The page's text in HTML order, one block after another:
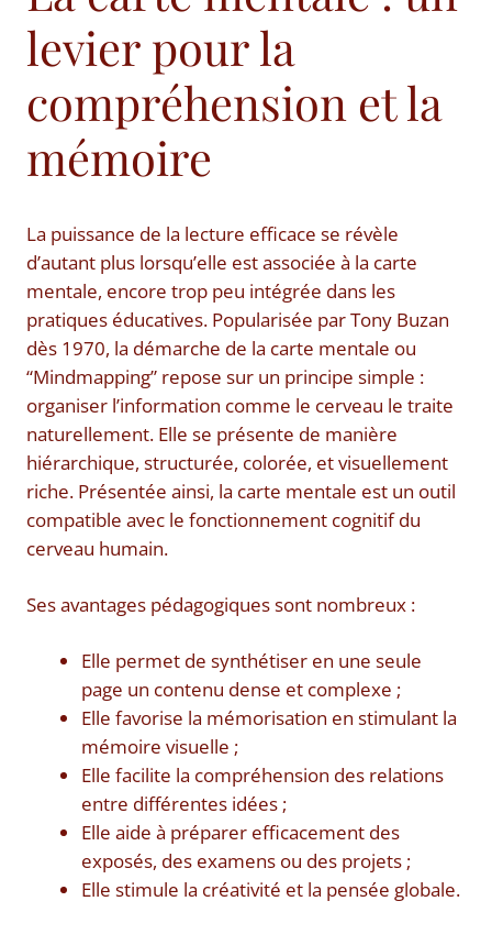
levier pour la
compréhension et la
mémoire
La puissance de la lecture efficace se révèle
d’autant plus lorsqu’elle est associée à la carte
mentale, encore trop peu intégrée dans les
pratiques éducatives. Popularisée par Tony Buzan
dès 1970, la démarche de la carte mentale ou
“Mindmapping” repose sur un principe simple :
organiser l’information comme le cerveau le traite
naturellement. Elle se présente de manière
hiérarchique, structurée, colorée, et visuellement
riche. Présentée ainsi, la carte mentale est un outil
compatible avec le fonctionnement cognitif du
cerveau humain.
Ses avantages pédagogiques sont nombreux :
Elle permet de synthétiser en une seule
page un contenu dense et complexe ;
Elle favorise la mémorisation en stimulant la
mémoire visuelle ;
Elle facilite la compréhension des relations
entre différentes idées ;
Elle aide à préparer efficacement des
exposés, des examens ou des projets ;
Elle stimule la créativité et la pensée globale.